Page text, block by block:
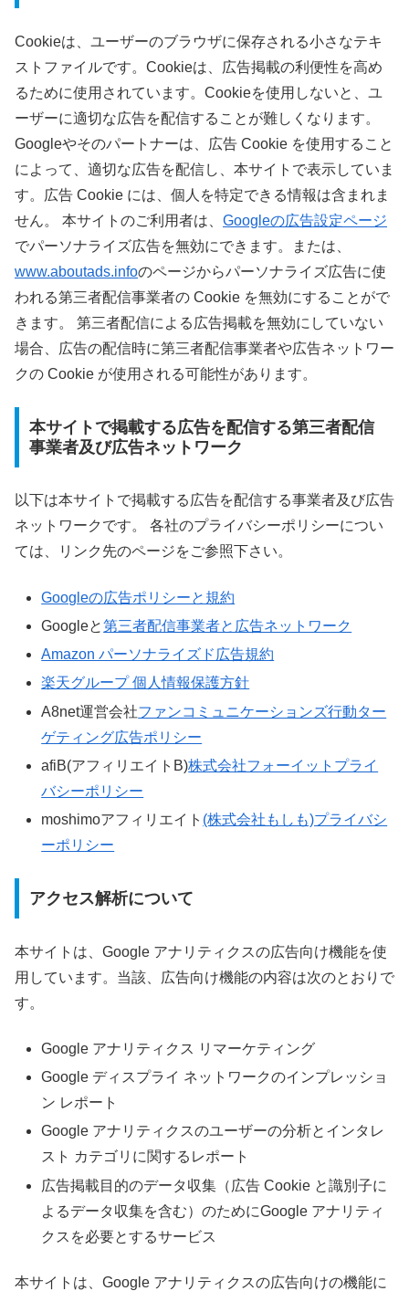
Cookieは、ユーザーのブラウザに保存される小さなテキ
ストファイルです。Cookieは、広告掲載の利便性を高め
るために使用されています。Cookieを使用しないと、ユ
ーザーに適切な広告を配信することが難しくなります。
Googleやそのパートナーは、広告 Cookie を使用すること
によって、適切な広告を配信し、本サイトで表示していま
す。広告 Cookie には、個人を特定できる情報は含まれま
せん。 本サイトのご利用者は、 Googleの広告設定ページ
でパーソナライズ広告を無効にできます。または、
www.aboutads.infoのページからパーソナライズ広告に使
われる第三者配信事業者の Cookie を無効にすることがで
きます。 第三者配信による広告掲載を無効にしていない
場合、広告の配信時に第三者配信事業者や広告ネットワー
クの Cookie が使用される可能性があります。
本サイトで掲載する広告を配信する第三者配信
事業者及び広告ネットワーク
以下は本サイトで掲載する広告を配信する事業者及び広告
ネットワークです。 各社のプライバシーポリシーについ
ては、リンク先のページをご参照下さい。
Googleの広告ポリシーと規約
Googleと第三者配信事業者と広告ネットワーク
Amazon パーソナライズド広告規約
楽天グループ 個人情報保護方針
A8net運営会社ファンコミュニケーションズ行動ター
ゲティング広告ポリシー
afiB(アフィリエイトB)株式会社フォーイットプライ
バシーポリシー
moshimoアフィリエイト (株式会社もしも)プライバシ
ーポリシー
アクセス解析について
本サイトは、Google アナリティクスの広告向け機能を使
用しています。当該、広告向け機能の内容は次のとおりで
す。
Google アナリティクス リマーケティング
Google ディスプライ ネットワークのインプレッショ
ン レポート
Google アナリティクスのユーザーの分析とインタレ
スト カテゴリに関するレポート
広告掲載目的のデータ収集（広告 Cookie と識別子に
よるデータ収集を含む）のためにGoogle アナリティ
クスを必要とするサービス
本サイトは、Google アナリティクスの広告向けの機能に